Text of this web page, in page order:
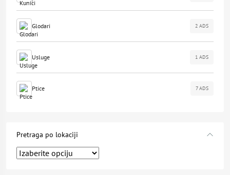
Glodari 2 ADS
Usluge 1 ADS
Ptice 7 ADS
Pretraga po lokaciji